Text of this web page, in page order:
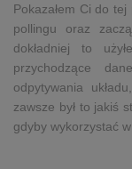
Pokazałem Ci do
pollingu oraz
dokładniej to
przychodzące
odpytywania
zawsze był to jakiś
gdyby wykorzystać